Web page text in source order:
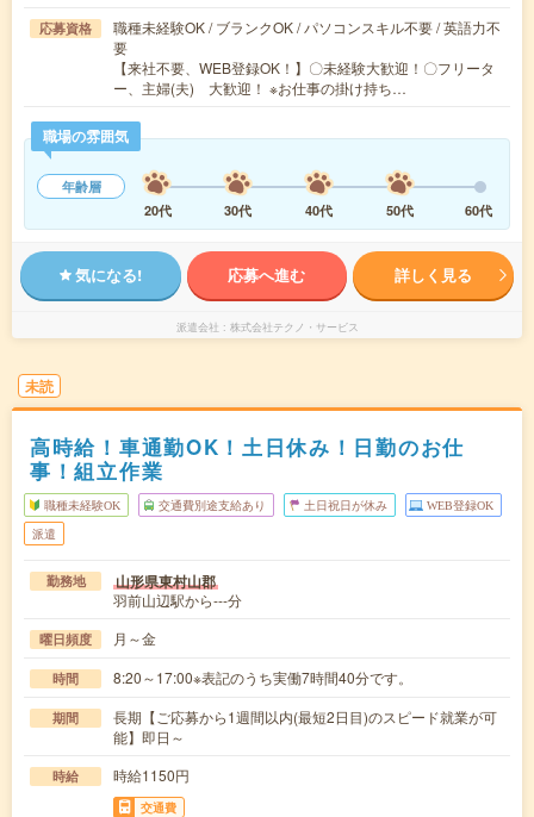
応募資格
職種未経験OK / ブランクOK / パソコンスキル不要 / 英語力不
要
【来社不要、WEB登録OK！】〇未経験大歓迎！〇フリータ
ー、主婦(夫) 大歓迎！ ※お仕事の掛け持ち…
職場の雰囲気
年齢層
20代
30代 40代 50代 60代
気になる! 応募へ進む 詳しく見る
派遣会社 株式会社テクノ・サービス
未読
高時給！車通勤OK！土日休み！日勤のお仕
事！組立作業
職種未経験OK 交通費別途支給あり 土日祝日が休み WEB登録OK
派遣
勤務地 山形県東村山郡
羽前山辺駅から---分
曜日頻度 月～金
時間 8:20～17:00※表記のうち実働7時間40分です。
期間
長期【ご応募から1週間以内(最短2日目)のスピード就業が可
能】即日～
時給 時給1150円
交通費